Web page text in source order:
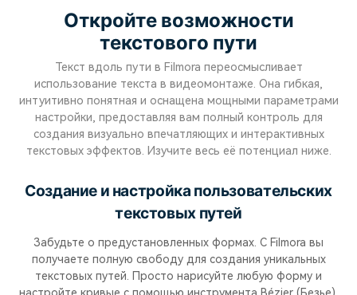
Откройте возможности
текстового пути
Текст вдоль пути в Filmora переосмысливает
использование текста в видеомонтаже. Она гибкая,
интуитивно понятная и оснащена мощными параметрами
настройки, предоставляя вам полный контроль для
создания визуально впечатляющих и интерактивных
текстовых эффектов. Изучите весь её потенциал ниже.
Создание и настройка пользовательских
текстовых путей
Забудьте о предустановленных формах. С Filmora вы
получаете полную свободу для создания уникальных
текстовых путей. Просто нарисуйте любую форму и